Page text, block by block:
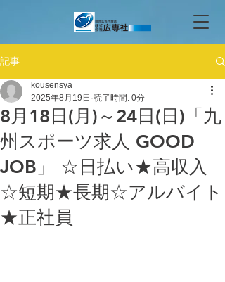
記事
8月18日(月)～24日(日)「九
州スポーツ求人 GOOD
JOB」 ☆日払い★高収入
☆短期★長期☆アルバイト
★正社員
kousensya
2025年8月19日 読了時間: 0分